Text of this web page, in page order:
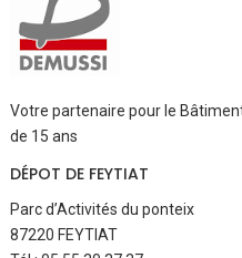
Votre partenaire pour le
de 15 ans
DÉPOT DE FEYTIAT
Parc d’Activités du ponteix
87220 FEYTIAT